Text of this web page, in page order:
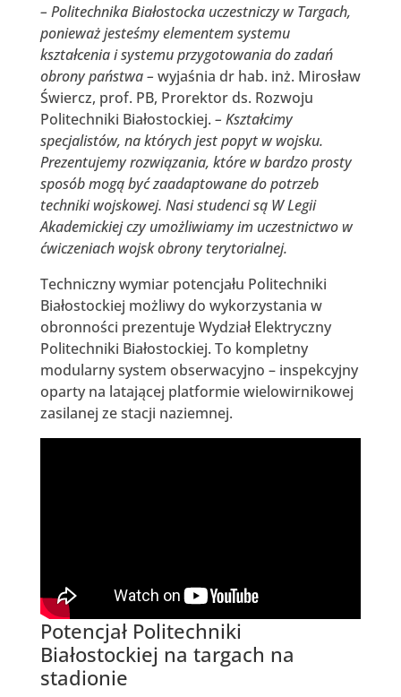
– Politechnika Białostocka uczestniczy w Targach,
ponieważ jesteśmy elementem systemu
kształcenia i systemu przygotowania do zadań
obrony państwa – wyjaśnia dr hab. inż. Mirosław
Świercz, prof. PB, Prorektor ds. Rozwoju
Politechniki Białostockiej. – Kształcimy
specjalistów, na których jest popyt w wojsku.
Prezentujemy rozwiązania, które w bardzo prosty
sposób mogą być zaadaptowane do potrzeb
techniki wojskowej. Nasi studenci są W Legii
Akademickiej czy umożliwiamy im uczestnictwo w
ćwiczeniach wojsk obrony terytorialnej.
Techniczny wymiar potencjału Politechniki
Białostockiej możliwy do wykorzystania w
obronności prezentuje Wydział Elektryczny
Politechniki Białostockiej. To kompletny
modularny system obserwacyjno – inspekcyjny
oparty na latającej platformie wielowirnikowej
zasilanej ze stacji naziemnej.
Potencjał Politechniki
Białostockiej na targach na
stadionie